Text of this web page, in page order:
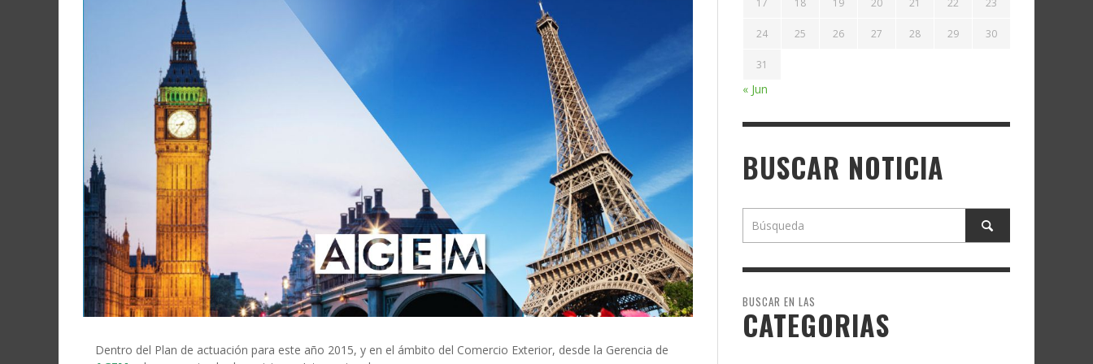
Dentro del Plan de actuación para este año 2015, y en el ámbito del Comercio Exterior, desde la Gerencia de
17 18 19 20 21 22 23
24 25 26 27 28 29 30
31
« Jun
BUSCAR NOTICIA
BUSCAR EN LAS
CATEGORIAS